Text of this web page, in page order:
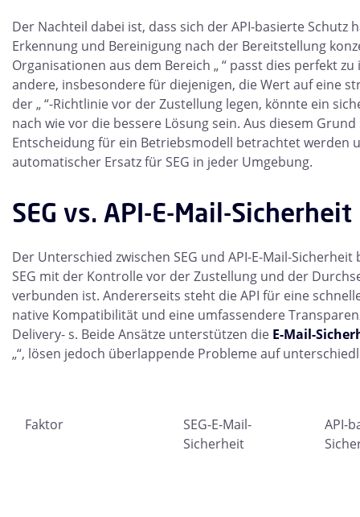
Der Nachteil dabei ist, dass sich der API-basierte Schutz
Erkennung und Bereinigung nach der Bereitstellung
Organisationen aus dem Bereich „ “ passt dies perfekt
andere, insbesondere für diejenigen, die Wert auf eine
der „ “-Richtlinie vor der Zustellung legen, könnte ein
nach wie vor die bessere Lösung sein. Aus diesem
Entscheidung für ein Betriebsmodell betrachtet werden
automatischer Ersatz für SEG in jeder Umgebung.
SEG vs. API-E-Mail-Sicherheit
Der Unterschied zwischen SEG und API-E-Mail-
SEG mit der Kontrolle vor der Zustellung und der
verbunden ist. Andererseits steht die API für eine
native Kompatibilität und eine umfassendere
Delivery- s. Beide Ansätze unterstützen die E-Mail-
„“, lösen jedoch überlappende Probleme auf
Faktor
SEG-E-Mail-
Sicherheit
API-